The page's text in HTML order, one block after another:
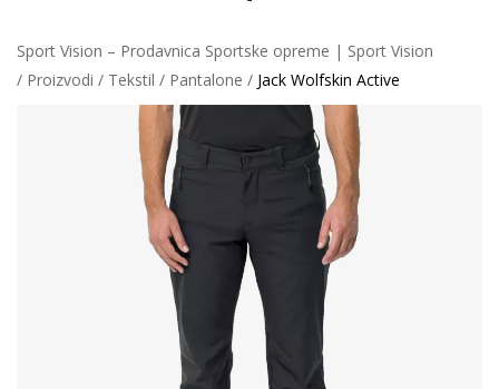
Sport Vision – Prodavnica Sportske opreme | Sport Vision
Proizvodi
Tekstil Pantalone Jack Wolfskin Active